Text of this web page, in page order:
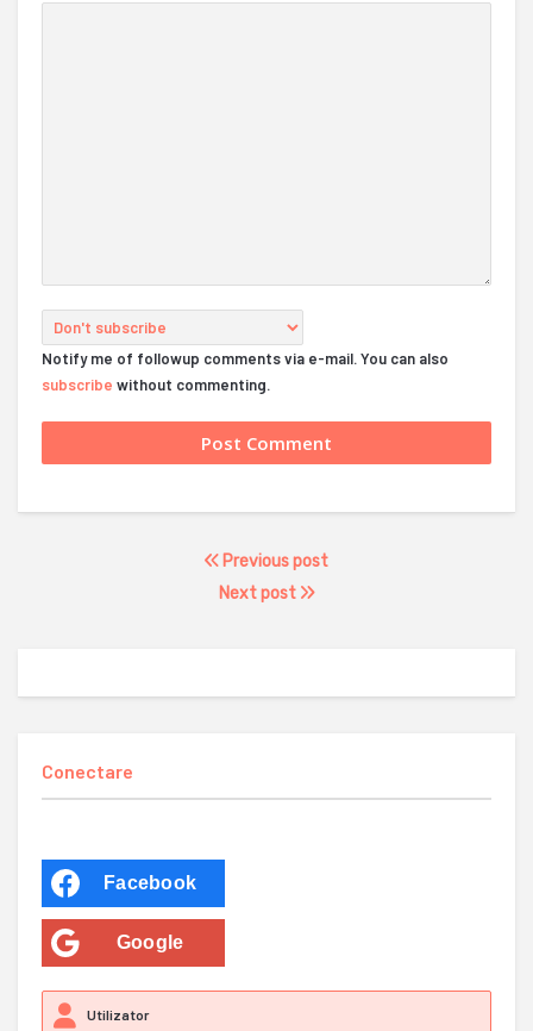
Notify me of followup comments via e-mail. You can also
subscribe without commenting.
Previous post
Next post
Conectare
Facebook
Google